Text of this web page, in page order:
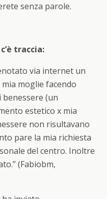
senza parole.
traccia:
via internet un
moglie facendo
(un
estetico x mia
non risultavano
pare la mia richiesta
del centro. Inoltre
(Fabiobm,